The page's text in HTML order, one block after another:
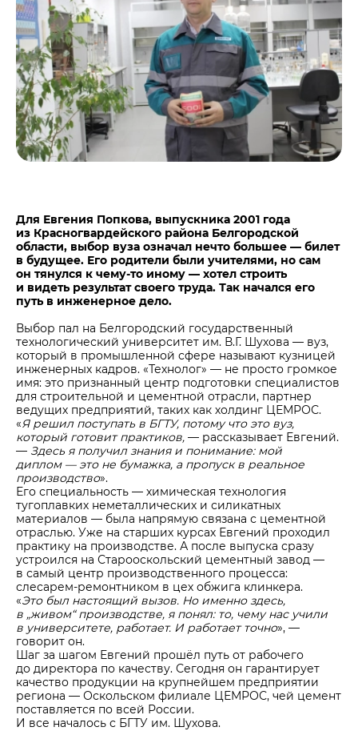
Для Евгения Попкова, выпускника 2001 года
из Красногвардейского района Белгородской
области, выбор вуза означал нечто большее — билет
в будущее. Его родители были учителями, но сам
он тянулся к чему-то иному — хотел строить
и видеть результат своего труда. Так начался его
путь в инженерное дело.
Выбор пал на Белгородский государственный
технологический университет им. В.Г. Шухова — вуз,
который в промышленной сфере называют кузницей
инженерных кадров. «Технолог» — не просто громкое
имя: это признанный центр подготовки специалистов
для строительной и цементной отрасли, партнер
ведущих предприятий, таких как холдинг ЦЕМРОС.
«Я решил поступать в БГТУ, потому что это вуз,
который готовит практиков, — рассказывает Евгений.
— Здесь я получил знания и понимание: мой
диплом — это не бумажка, а пропуск в реальное
производство».
Его специальность — химическая технология
тугоплавких неметаллических и силикатных
материалов — была напрямую связана с цементной
отраслью. Уже на старших курсах Евгений проходил
практику на производстве. А после выпуска сразу
устроился на Старооскольский цементный завод —
в самый центр производственного процесса:
слесарем-ремонтником в цех обжига клинкера.
«Это был настоящий вызов. Но именно здесь,
в „живом“ производстве, я понял: то, чему нас учили
в университете, работает. И работает точно», —
говорит он.
Шаг за шагом Евгений прошёл путь от рабочего
до директора по качеству. Сегодня он гарантирует
качество продукции на крупнейшем предприятии
региона — Оскольском филиале ЦЕМРОС, чей цемент
поставляется по всей России.
И все началось с БГТУ им. Шухова.
Центры дистрибуции
Реализация ТМЦ и непрофильных активов
Политика в области закупок
В помощь поставщику
Не только цемент
Люди ЦЕМРОСа
Технологии и тренды
Издание для клиентов
Аналитика цементной отрасли
Медиабанк
Контакты
Контакты для СМИ
Служба доверия